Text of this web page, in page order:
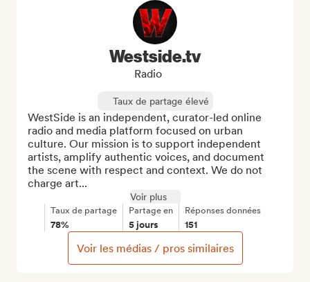
Westside.tv
Radio
Taux de partage élevé
WestSide is an independent, curator-led online
radio and media platform focused on urban
culture. Our mission is to support independent
artists, amplify authentic voices, and document
the scene with respect and context. We do not
charge art...
Voir plus
Taux de partage
78%
Partage en
5 jours
Réponses données
151
Voir les médias / pros similaires